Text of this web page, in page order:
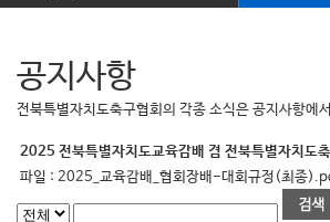
공지사항
전북특별자치도축구협회의 각종 소식은 공지사항에
2025 전북특별자치도교육감배 겸 전북특별자치도
파일 : 2025_교육감배_협회장배-대회규정(최종